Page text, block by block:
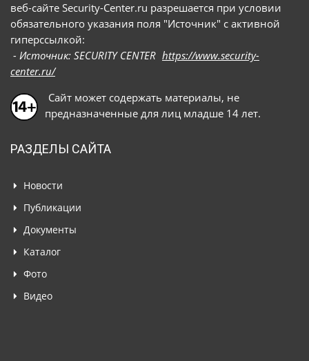
веб-сайте Security-Center.ru разрешается при условии
обязательного указания поля "Источник" с активной
гиперссылкой:
- Источник: SECURITY CENTER https://www.security-
center.ru/
Сайт может содержать материалы, не
предназначенные для лиц младше 14 лет.
РАЗДЕЛЫ САЙТА
Новости
Публикации
Документы
Каталог
Фото
Видео